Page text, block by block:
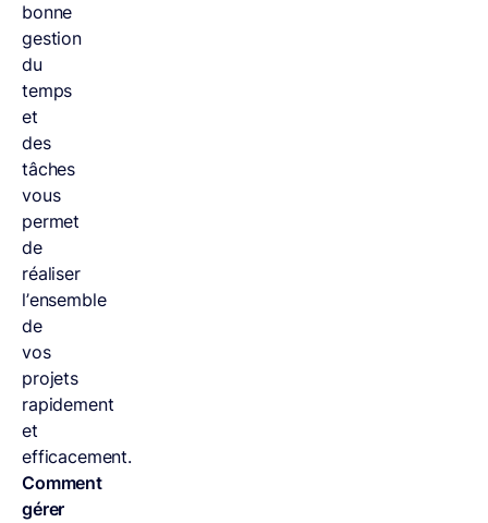
bonne
gestion
du
temps
et
des
tâches
vous
permet
de
réaliser
l’ensemble
de
vos
projets
rapidement
et
efficacement.
Comment
gérer